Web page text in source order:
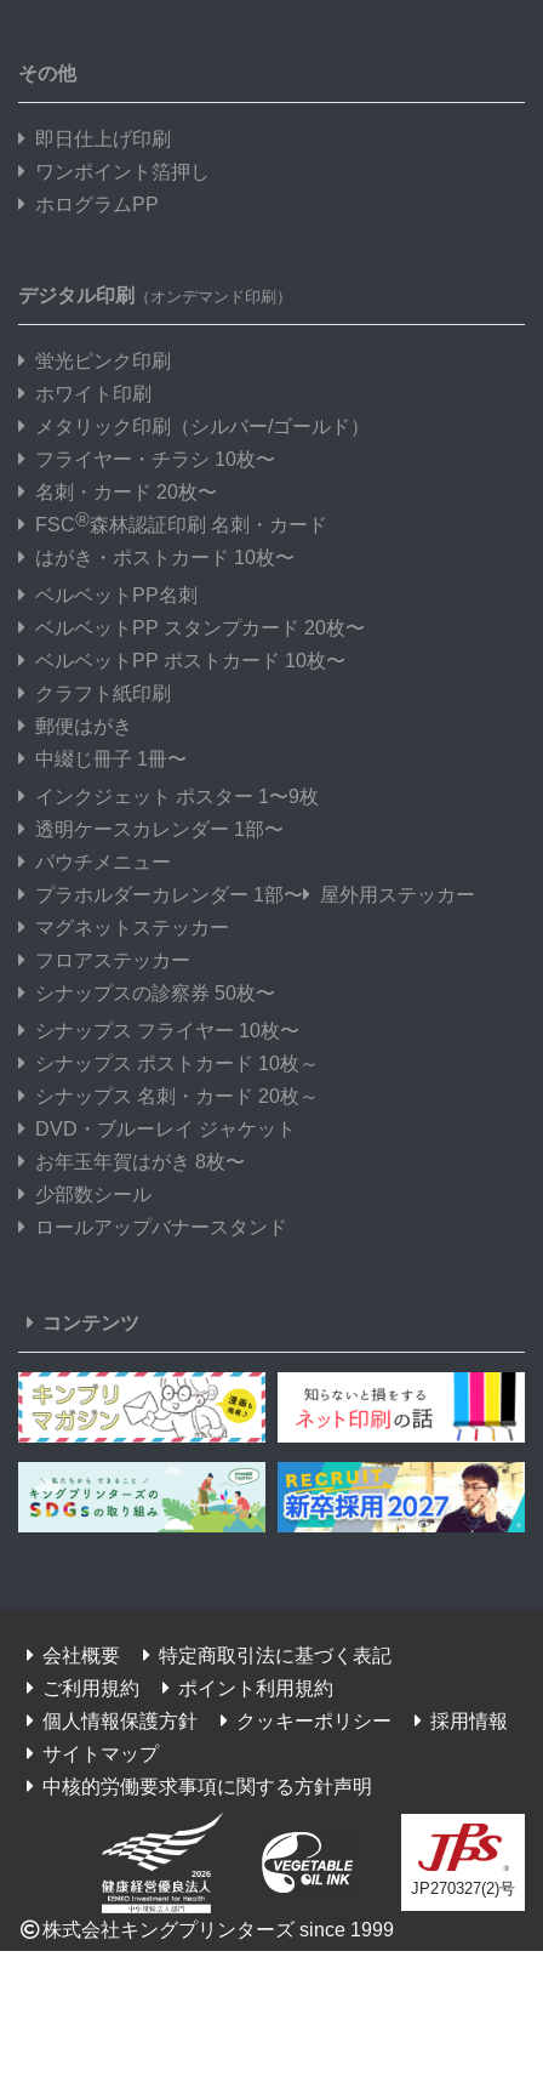
その他
即日仕上げ印刷
ワンポイント箔押し
ホログラムPP
デジタル印刷 （オンデマンド印刷）
蛍光ピンク印刷
ホワイト印刷
メタリック印刷
（シルバー/ゴールド）
フライヤー・チラシ 10枚〜
名刺・カード 20枚〜
FSC®森林認証印刷 名刺・カード
はがき・ポストカード 10枚〜
ベルベットPP名刺
ベルベットPP スタンプカード 20枚〜
ベルベットPP ポストカード 10枚〜
クラフト紙印刷
郵便はがき
中綴じ冊子 1冊〜
インクジェット ポスター 1〜9枚
透明ケースカレンダー 1部〜
パウチメニュー
プラホルダーカレンダー 1部〜
屋外用ステッカー
マグネットステッカー
フロアステッカー
シナップスの診察券 50枚〜
シナップス フライヤー 10枚〜
シナップス ポストカード 10枚～
シナップス 名刺・カード 20枚～
DVD・ブルーレイ ジャケット
お年玉年賀はがき 8枚〜
少部数シール
ロールアップバナースタンド
コンテンツ
会社概要
特定商取引法に基づく表記
ご利用規約
ポイント利用規約
個人情報保護方針
クッキーポリシー
採用情報
サイトマップ
中核的労働要求事項に関する方針声明
JP270327(2)号
株式会社キングプリンターズ since 1999